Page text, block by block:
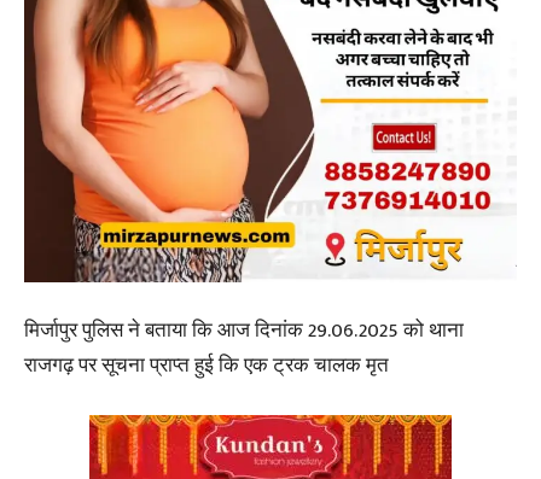
मिर्जापुर पुलिस ने बताया कि आज दिनांक 29.06.2025 को थाना
राजगढ़ पर सूचना प्राप्त हुई कि एक ट्रक चालक मृत